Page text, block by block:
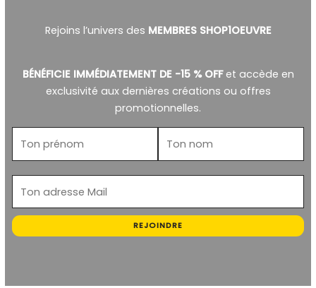
Rejoins l’univers des MEMBRES SHOP1OEUVRE
BÉNÉFICIE IMMÉDIATEMENT DE -15 % OFFet accède en
exclusivité aux dernières créations ou offres
promotionnelles.
REJOINDRE
soigneusement sélectionné, ajoutant une
création.
Formats disponibles:
: ≈ 30×30 cm
M: ≈ 50×50 cm
L: ≈ 80×80 cm
Avec« Mondialisation Heureuse », l’artiste nous
confronte à une scène où
virtuel vacillent face à l’inévitable retour du
œuvre puissante et visionnaire